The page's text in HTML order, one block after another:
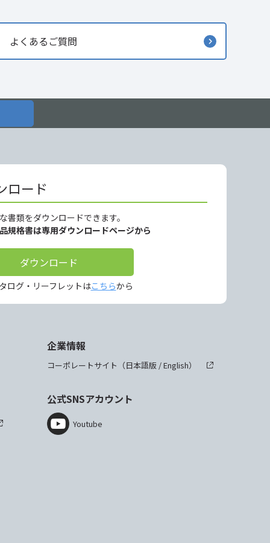
よくあるご質問
ロード
書類をダウンロードできます。
規格書は専用ダウンロードページから
ダウンロード
ログ・リーフレットはこちらから
企業情報
コーポレートサイト（日本語版 /English）
公式SNSアカウント
Youtube